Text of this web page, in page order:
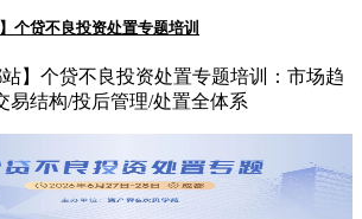
个贷不良投资处置专题培训
站】个贷不良投资处置专题培训：市场趋
易结构/投后管理/处置全体系